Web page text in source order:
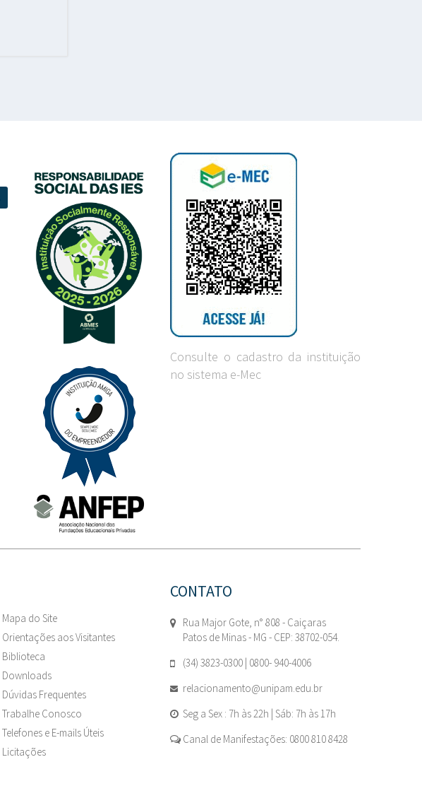
Consulte o cadastro da instituição
no sistema e-Mec
Mapa do Site
Orientações aos Visitantes
Biblioteca
Downloads
Dúvidas Frequentes
Trabalhe Conosco
Telefones e E-mails Úteis
Licitações
CONTATO
Rua Major Gote, n° 808 - Caiçaras
Patos de Minas - MG - CEP: 38702-054.
(34) 3823-0300 | 0800- 940-4006
relacionamento@unipam.edu.br
Seg a Sex : 7h às 22h | Sáb: 7h às 17h
Canal de Manifestações: 0800 810 8428